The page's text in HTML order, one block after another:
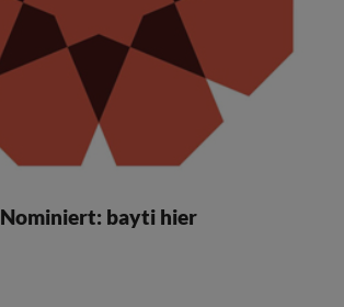
Nominiert: bayti hier